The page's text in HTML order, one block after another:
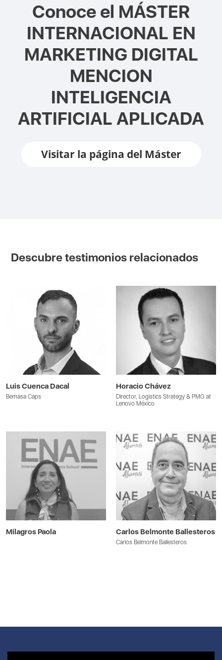
Conoce el MÁSTER
INTERNACIONAL EN
MARKETING DIGITAL
MENCION
INTELIGENCIA
ARTIFICIAL APLICADA
Visitar la página del Máster
Descubre testimonios relacionados
Luis Cuenca Dacal
Bemasa Caps
Horacio Chávez
Director, Logistics Strategy & PMO at
Lenovo México
Milagros Paola Carlos Belmonte Ballesteros
Carlos Belmonte Ballesteros